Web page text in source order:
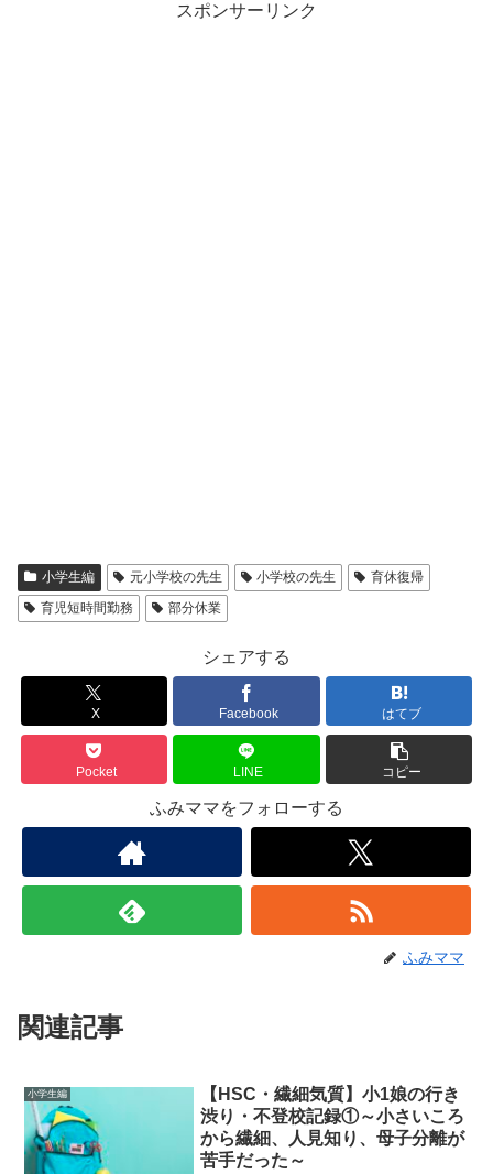
スポンサーリンク
小学生編 元小学校の先生 小学校の先生
育休復帰
育児短時間勤務
部分休業
シェアする
X Facebook はてブ
Pocket LINE コピー
ふみママをフォローする
ふみママ
関連記事
小学生編
【HSC・繊細気質】小1娘の行き
渋り・不登校記録①～小さいころ
から繊細、人見知り、母子分離が
苦手だった～